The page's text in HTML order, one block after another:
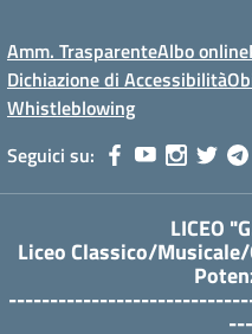
Escort
izmir
Escort
Amm. TrasparenteAlbo online
Dichiazione di Accessibilità
Whistleblowing
Seguici su:
LICEO
Liceo Classico/